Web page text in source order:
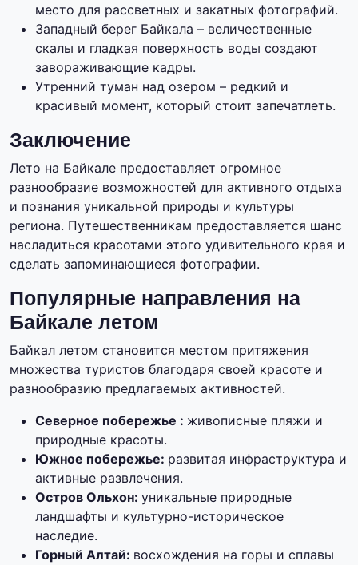
место для рассветных и закатных фотографий.
Западный берег Байкала – величественные
скалы и гладкая поверхность воды создают
завораживающие кадры.
Утренний туман над озером – редкий и
красивый момент, который стоит запечатлеть.
Заключение
Лето на Байкале предоставляет огромное
разнообразие возможностей для активного отдыха
и познания уникальной природы и культуры
региона. Путешественникам предоставляется шанс
насладиться красотами этого удивительного края и
сделать запоминающиеся фотографии.
Популярные направления на
Байкале летом
Байкал летом становится местом притяжения
множества туристов благодаря своей красоте и
разнообразию предлагаемых активностей.
Северное побережье : живописные пляжи и
природные красоты.
Южное побережье: развитая инфраструктура и
активные развлечения.
Остров Ольхон: уникальные природные
ландшафты и культурно-историческое
наследие.
Горный Алтай: восхождения на горы и сплавы